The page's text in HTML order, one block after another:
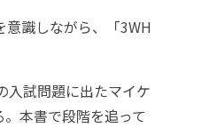
識しながら、「3WH
入試問題に出たマイケ
本書で段階を追って